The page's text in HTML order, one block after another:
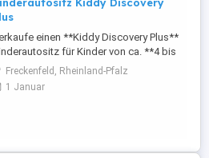
einen **Kiddy Discovery Plus**
für Kinder von ca. **4 bis
Jahren** (15 bis 36 kg).
-
für zusätzliche
ist vorhanden -
Freckenfeld, Rheinland-Pfalz
1 Januar